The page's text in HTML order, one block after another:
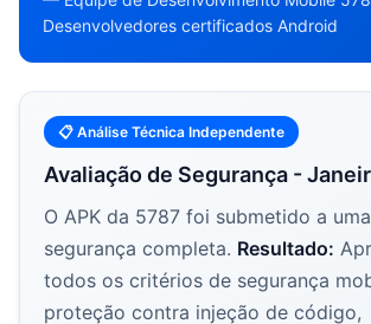
Desenvolvedores certificados Android
📋 Análise Técnica Independente
Avaliação de Segurança -
O APK da 5787 foi submetido a
segurança completa. Resultado:
todos os critérios de segurança
proteção contra injeção de código,